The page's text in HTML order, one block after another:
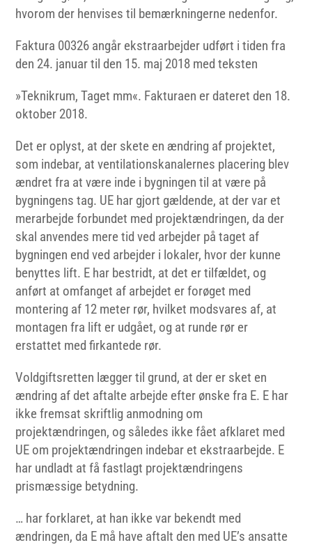
hvorom der henvises til bemærkningerne nedenfor.
Faktura 00326 angår ekstraarbejder udført i tiden fra
den 24. januar til den 15. maj 2018 med teksten
»Teknikrum, Taget mm«. Fakturaen er dateret den 18.
oktober 2018.
Det er oplyst, at der skete en ændring af projektet,
som indebar, at ventilationskanalernes placering blev
ændret fra at være inde i bygningen til at være på
bygningens tag. UE har gjort gældende, at der var et
merarbejde forbundet med projektændringen, da der
skal anvendes mere tid ved arbejder på taget af
bygningen end ved arbejder i lokaler, hvor der kunne
benyttes lift. E har bestridt, at det er tilfældet, og
anført at omfanget af arbejdet er forøget med
montering af 12 meter rør, hvilket modsvares af, at
montagen fra lift er udgået, og at runde rør er
erstattet med firkantede rør.
Voldgiftsretten lægger til grund, at der er sket en
ændring af det aftalte arbejde efter ønske fra E. E har
ikke fremsat skriftlig anmodning om
projektændringen, og således ikke fået afklaret med
UE om projektændringen indebar et ekstraarbejde. E
har undladt at få fastlagt projektændringens
prismæssige betydning.
… har forklaret, at han ikke var bekendt med
ændringen, da E må have aftalt den med UE’s ansatte